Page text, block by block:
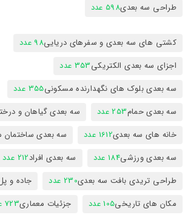
طراحی سه بعدی598 عدد
کشتی های سه بعدی و سفرهای دریایی98 عدد
اجزای سه بعدی الکتریکی353 عدد
سه بعدی بلوک های نگهدارنده مسکونی355 عدد
سه بعدی حمام253 عدد سه بعدی گیاهان و
خانه های سه بعدی1612 عدد سه بعدی ساختمان
سه بعدی ورزشی184 عدد سه بعدی افراد212 عدد
طراحی تریدی بافت سه بعدی230 عدد جاده و
مکان های تاریخی105 عدد جزئیات معماری723 عدد